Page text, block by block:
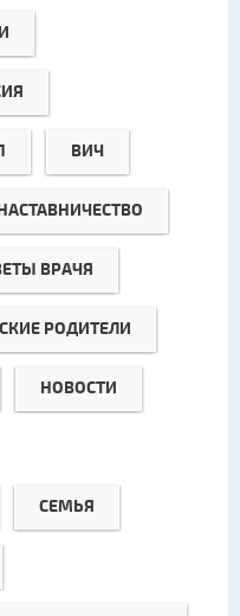
ВИЧ
ВРАЧЯ
РОДИТЕЛИ
НОВОСТИ
СЕМЬЯ